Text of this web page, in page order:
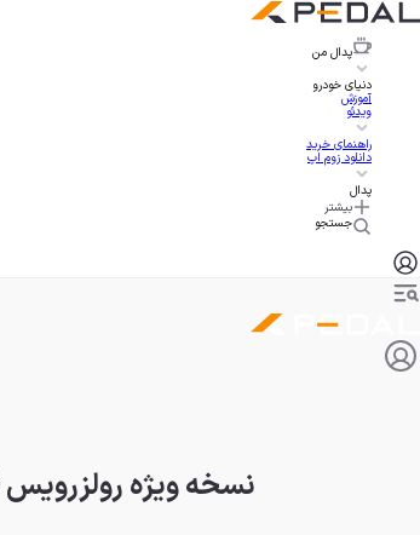
پدال من
دنیای خودرو
آموزش
ویدئو
راهنمای خرید
دانلود زوم اپ
پدال
بیشتر
جستجو
نسخه ویژه